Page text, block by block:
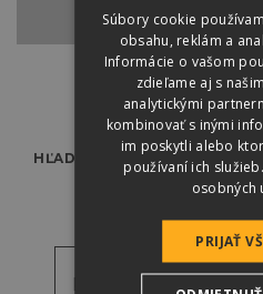
SPÄŤ NA
HĽADÁTE ODBORNÍKA?
Referenčné fotky
Súbory cookie
obsahu, reklám a
Informácie o vašom
zdieľame aj s
analytickými
kombinovať s inými
im poskytli alebo
používaní ich služieb.
osobných
PRIJAŤ